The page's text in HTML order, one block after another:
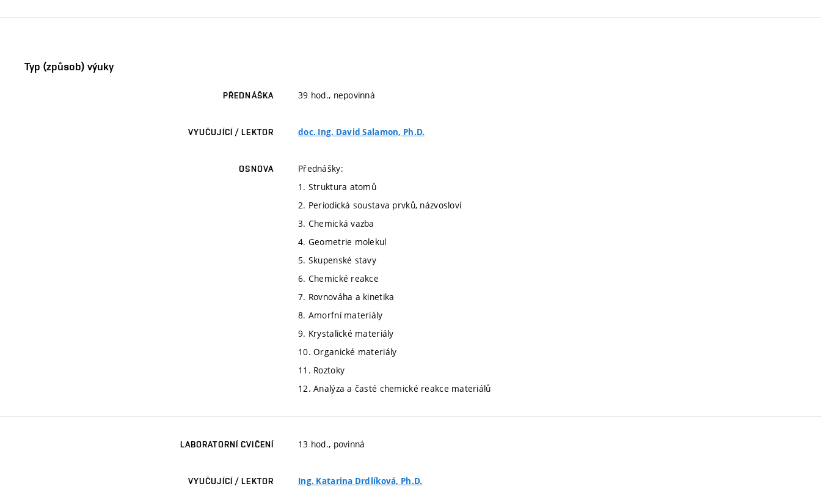
Typ (způsob) výuky
PŘEDNÁŠKA 39 hod., nepovinná
VYUČUJÍCÍ / LEKTOR doc. Ing. David Salamon, Ph.D.
OSNOVA
Přednášky:
1. Struktura atomů
2. Periodická soustava prvků, názvosloví
3. Chemická vazba
4. Geometrie molekul
5. Skupenské stavy
6. Chemické reakce
7. Rovnováha a kinetika
8. Amorfní materiály
9. Krystalické materiály
10. Organické materiály
11. Roztoky
12. Analýza a časté chemické reakce materiálů
LABORATORNÍ CVIČENÍ 13 hod., povinná
VYUČUJÍCÍ / LEKTOR Ing. Katarina Drdlíková, Ph.D.